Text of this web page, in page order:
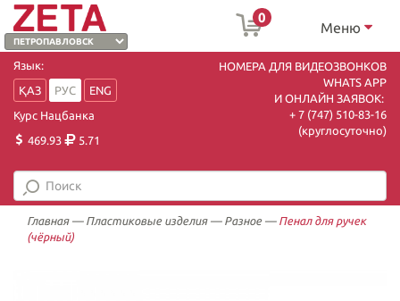
0
Меню
Язык:
ҚАЗ
РУС
ENG
Курс Нацбанка
469.93
5.71
НОМЕРА ДЛЯ ВИДЕОЗВОНКОВ
WHATS APP
И ОНЛАЙН ЗАЯВОК:
+ 7 (747) 510-83-16
(круглосуточно)
Главная— Пластиковые изделия— Разное— Пенал для ручек
(чёрный)